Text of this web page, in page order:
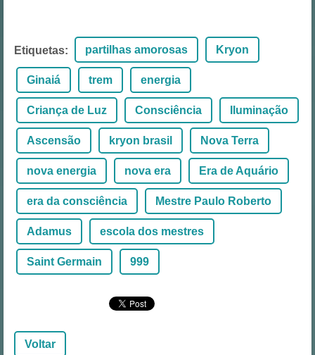
Etiquetas: partilhas amorosas Kryon
Ginaiá trem energia
Criança de Luz Consciência Iluminação
Ascensão kryon brasil Nova Terra
nova energia nova era Era de Aquário
era da consciência Mestre Paulo Roberto
Adamus escola dos mestres
Saint Germain 999
Voltar